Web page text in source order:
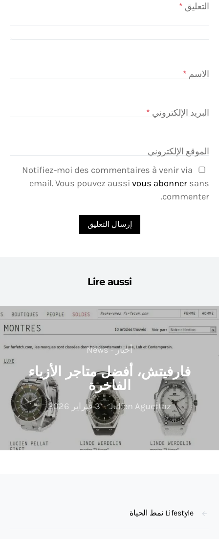
التعليق *
الاسم *
البريد الإلكتروني *
الموقع الإلكتروني
Notifiez-moi des commentaires à venir via
email. Vous pouvez aussi vous abonner sans
commenter.
Lire aussi
أخبار - News
فارفيتش، أفضل متاجر الأزياء
الفاخرة
Julien Aguettaz 3 فبراير 2026
Lifestyle نمط الحياة